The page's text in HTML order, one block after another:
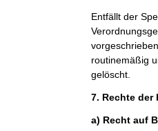
Entfällt der
routinemäßig
gelöscht.
7. Rechte der
a) Recht auf